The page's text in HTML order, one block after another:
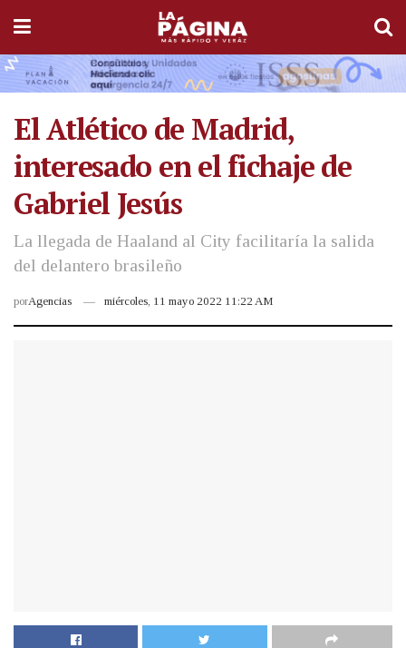
El Atlético de Madrid,
interesado en el fichaje de
Gabriel Jesús
La llegada de Haaland al City facilitaría la salida
del delantero brasileño
porAgencias miércoles, 11 mayo 2022 11:22 AM